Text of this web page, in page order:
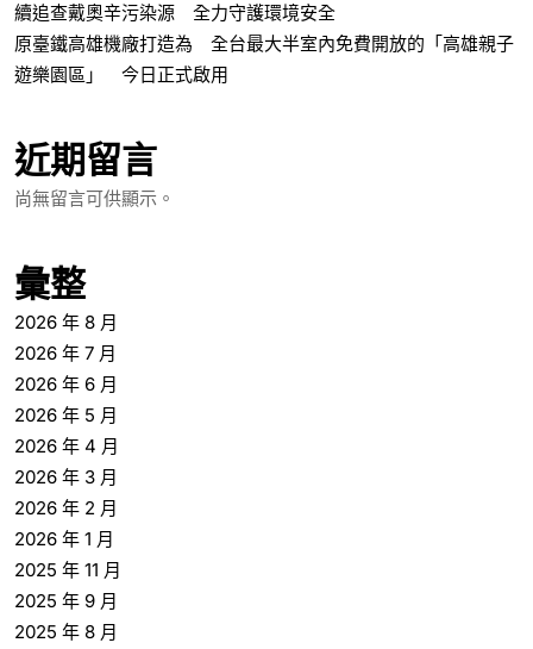
續追查戴奧辛污染源 全力守護環境安全
原臺鐵高雄機廠打造為 全台最大半室內免費開放的「高雄親子
遊樂園區」 今日正式啟用
近期留言
尚無留言可供顯示。
彙整
2026 年 8 月
2026 年 7 月
2026 年 6 月
2026 年 5 月
2026 年 4 月
2026 年 3 月
2026 年 2 月
2026 年 1 月
2025 年 11 月
2025 年 9 月
2025 年 8 月